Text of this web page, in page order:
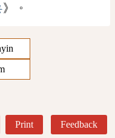
》。
Print Feedback